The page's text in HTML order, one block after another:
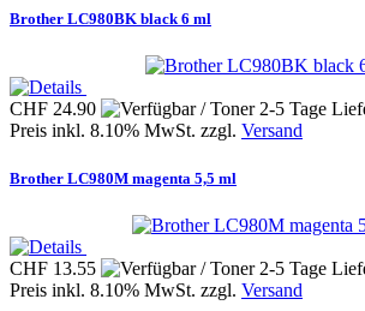
Brother LC980BK black 6 ml
CHF 24.90
Preis inkl. 8.10% MwSt. zzgl. Versand
Brother LC980M magenta 5,5 ml
CHF 13.55
Preis inkl. 8.10% MwSt. zzgl. Versand